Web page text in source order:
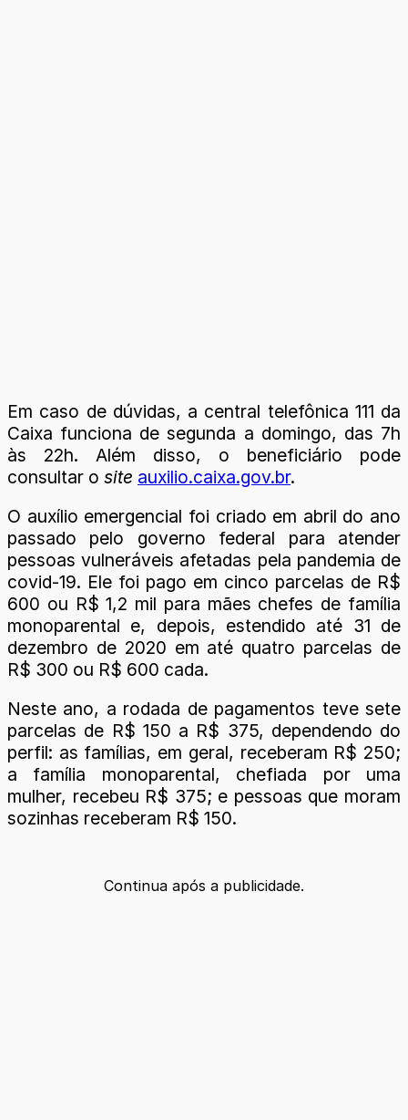
Em caso de dúvidas, a central telefônica 111 da
Caixa funciona de segunda a domingo, das 7h
às 22h. Além disso, o beneficiário pode
consultar o site auxilio.caixa.gov.br.
O auxílio emergencial foi criado em abril do ano
passado pelo governo federal para atender
pessoas vulneráveis afetadas pela pandemia de
covid-19. Ele foi pago em cinco parcelas de R$
600 ou R$ 1,2 mil para mães chefes de família
monoparental e, depois, estendido até 31 de
dezembro de 2020 em até quatro parcelas de
R$ 300 ou R$ 600 cada.
Neste ano, a rodada de pagamentos teve sete
parcelas de R$ 150 a R$ 375, dependendo do
perfil: as famílias, em geral, receberam R$ 250;
a família monoparental, chefiada por uma
mulher, recebeu R$ 375; e pessoas que moram
sozinhas receberam R$ 150.
Continua após a publicidade.